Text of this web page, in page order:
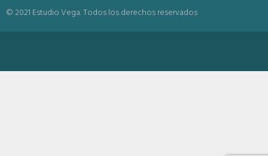
© 2021 Estudio Vega. Todos los derechos reservados